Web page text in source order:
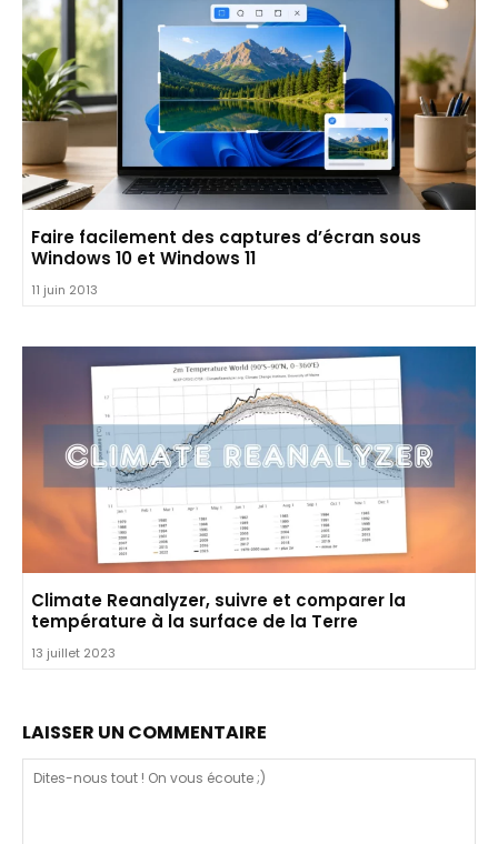
Faire facilement des captures d’écran sous
Windows 10 et Windows 11
11 juin 2013
Climate Reanalyzer, suivre et comparer la
température à la surface de la Terre
13 juillet 2023
LAISSER UN COMMENTAIRE